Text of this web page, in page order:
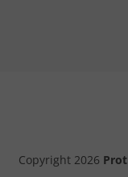
Copyright 2026